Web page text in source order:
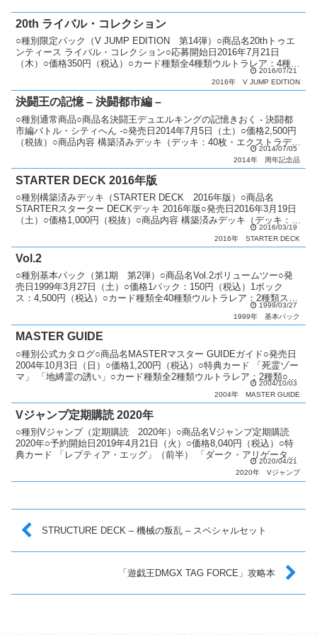
20th ライバル・コレクション
○種別限定パック（V JUMP EDITION 第14弾）○商品名20thトゥエ
ンティース ライバル・コレクション○応募開始日2016年7月21日
（木）○価格350円（税込）○カード種類全4種類ウルトラレア：4種類
2016/07/21
2016年
V JUMP EDITION
決闘王の記憶 – 決闘都市編 –
○種別通常商品○商品名決闘王デュエルキングの記憶きおく - 決闘都
市編バトル・シティへん -○発売日2014年7月5日（土）○価格2,500円
（税抜）○商品内容 構築済みデッキ（デッキ：40枚・エクストラデッ
2014/07/05
2014年
周年記念品
STARTER DECK 2016年版
○種別構築済みデッキ（STARTER DECK 2016年版）○商品名
STARTERスターター DECKデッキ 2016年版○発売日2016年3月19日
（土）○価格1,000円（税抜）○商品内容 構築済みデッキ（デッキ：
2016/03/19
2016年
STARTER DECK
Vol.2
○種別基本パック（第1期 第2弾）○商品名Vol.2ボリュームツー○発
売日1999年3月27日（土）○価格1パック：150円（税込）1ボック
ス：4,500円（税込）○カード種類全40種類ウルトラレア：2種類スー
1999/03/27
1999年
基本パック
MASTER GUIDE
○種別公式カタログ○商品名MASTERマスター GUIDEガイド○発売日
2004年10月3日（日）○価格1,200円（税込）○特典カード 「死霊ゾー
マ」 「地縛霊の誘い」○カード種類全2種類ウルトラレア：2種類○商
2004/10/03
2004年
MASTER GUIDE
Vジャンプ定期購読 2020年
○種別Vジャンプ（定期購読 2020年）○商品名Vジャンプ定期購読
2020年○予約開始日2019年4月21日（火）○価格8,040円（税込）○特
典カード 「レプティア・エッグ」（前半） 「ダーク・アリゲータ
2020/04/21
2020年
Vジャンプ
STRUCTURE DECK – 機械の叛乱 – スペシャルセット
「遊戯王DMGX TAG FORCE」攻略本